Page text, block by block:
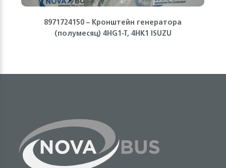
8971724150 – Кронштейн генератора
(полумесяц) 4HG1-T, 4HK1 ISUZU